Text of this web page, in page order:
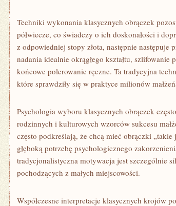
Techniki wykonania klasycznych obrączek
półwiecze, co świadczy o ich doskonałości i
z odpowiedniej stopy złota, następnie
nadania idealnie okrągłego kształtu,
końcowe polerowanie ręczne. Ta tradycyjna
które sprawdziły się w praktyce milionów
Psychologia wyboru klasycznych obrączek
rodzinnych i kulturowych wzorców sukcesu
często podkreślają, że chcą mieć obrączki
głęboką potrzebę psychologicznego
tradycjonalistyczna motywacja jest szczególnie
pochodzących z małych miejscowości.
Współczesne interpretacje klasycznych krojów